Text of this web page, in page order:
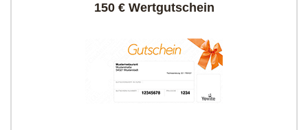
150 € Wertgutschein